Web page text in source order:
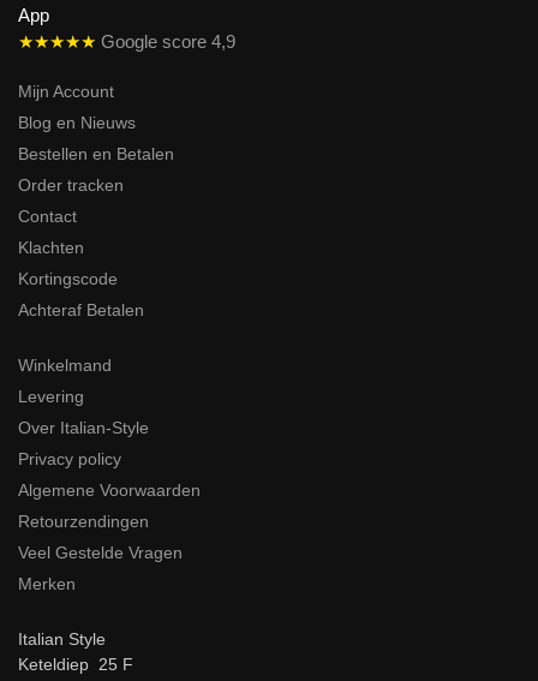
★★★★★ Google score 4,9
Mijn Account
Blog en Nieuws
Bestellen en Betalen
Order tracken
Contact
Klachten
Kortingscode
Achteraf Betalen
Winkelmand
Levering
Over Italian-Style
Privacy policy
Algemene Voorwaarden
Retourzendingen
Veel Gestelde Vragen
Merken
Italian Style
Keteldiep 25 F